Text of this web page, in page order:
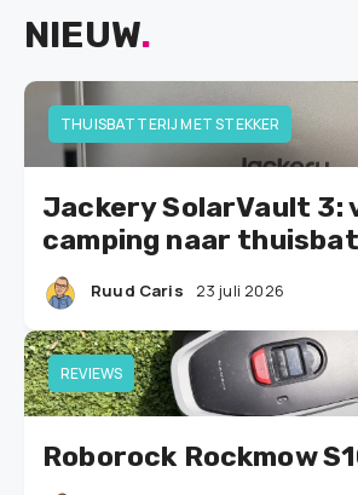
NIEUW.
THUISBATTERIJ MET STEKKER
Jackery SolarVault 3:
camping naar
Ruud Caris 23 juli 2026
REVIEWS
Roborock Rockmow